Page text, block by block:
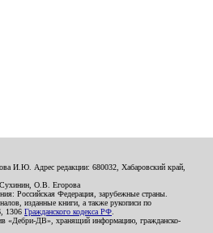
И.Ю. Адрес редакции: 680032, Хабаровский край,
О.В. Егорова
Российская Федерация, зарубежные страны.
изданные книги, а также рукописи по
1306 Гражданского кодекса РФ
«Дебри-ДВ», хранящий информацию, гражданско-